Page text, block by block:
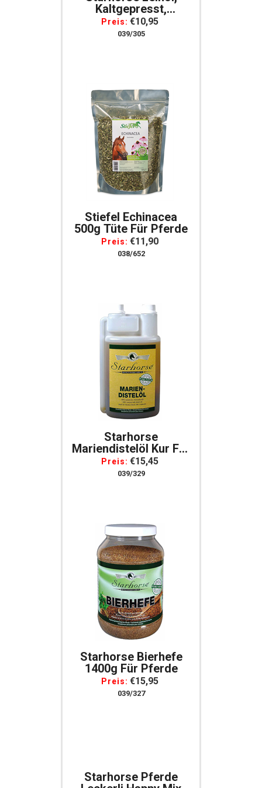
Kaltgepresst,
Naturbelassen, 1000
Ml Für Pferde
Preis: €10,95
039/305
Stiefel Echinacea
500g Tüte Für Pferde
Preis: €11,90
038/652
Starhorse
Mariendistelöl Kur Für
Pferde 1.000 Ml
Preis: €15,45
039/329
Starhorse Bierhefe
1400g Für Pferde
Preis: €15,95
039/327
Starhorse Pferde